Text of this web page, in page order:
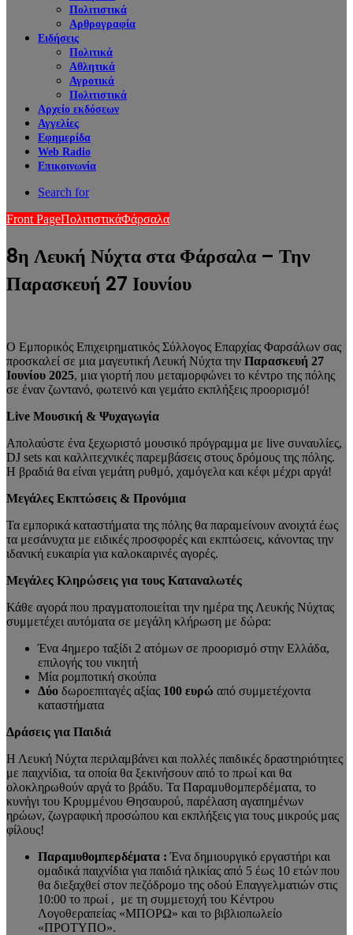
Πολιτιστικά
Αρθρογραφία
Ειδήσεις
Πολιτικά
Αθλητικά
Αγροτικά
Πολιτιστικά
Αρχείο εκδόσεων
Αγγελίες
Εφημερίδα
Web Radio
Επικοινωνία
Search for
Front PageΠολιτιστικάΦάρσαλα
8η Λευκή Νύχτα στα Φάρσαλα – Την
Παρασκευή 27 Ιουνίου
O Εμπορικός Επιχειρηματικός Σύλλογος Επαρχίας Φαρσάλων σας
προσκαλεί σε μια μαγευτική Λευκή Νύχτα την Παρασκευή 27
Ιουνίου 2025, μια γιορτή που μεταμορφώνει το κέντρο της πόλης
σε έναν ζωντανό, φωτεινό και γεμάτο εκπλήξεις προορισμό!
Live Μουσική & Ψυχαγωγία
Απολαύστε ένα ξεχωριστό μουσικό πρόγραμμα με live συναυλίες,
DJ sets και καλλιτεχνικές παρεμβάσεις στους δρόμους της πόλης.
Η βραδιά θα είναι γεμάτη ρυθμό, χαμόγελα και κέφι μέχρι αργά!
Μεγάλες Εκπτώσεις & Προνόμια
Τα εμπορικά καταστήματα της πόλης θα παραμείνουν ανοιχτά έως
τα μεσάνυχτα με ειδικές προσφορές και εκπτώσεις, κάνοντας την
ιδανική ευκαιρία για καλοκαιρινές αγορές.
Μεγάλες Κληρώσεις για τους Καταναλωτές
Κάθε αγορά που πραγματοποιείται την ημέρα της Λευκής Νύχτας
συμμετέχει αυτόματα σε μεγάλη κλήρωση με δώρα:
Ένα 4ημερο ταξίδι 2 ατόμων σε προορισμό στην Ελλάδα,
επιλογής του νικητή
Μία ρομποτική σκούπα
Δύο δωροεπιταγές αξίας 100 ευρώ από συμμετέχοντα
καταστήματα
Δράσεις για Παιδιά
Η Λευκή Νύχτα περιλαμβάνει και πολλές παιδικές δραστηριότητες
με παιχνίδια, τα οποία θα ξεκινήσουν από το πρωί και θα
ολοκληρωθούν αργά το βράδυ. Τα Παραμυθομπερδέματα, το
κυνήγι του Κρυμμένου Θησαυρού, παρέλαση αγαπημένων
ηρώων, ζωγραφική προσώπου και εκπλήξεις για τους μικρούς μας
φίλους!
Παραμυθομπερδέματα :Ένα δημιουργικό εργαστήρι και
ομαδικά παιχνίδια για παιδιά ηλικίας από 5 έως 10 ετών που
θα διεξαχθεί στον πεζόδρομο της οδού Επαγγελματιών στις
10:00 το πρωί , με τη συμμετοχή του Κέντρου
Λογοθεραπείας «ΜΠΟΡΩ» και το βιβλιοπωλείο
«ΠΡΟΤΥΠΟ».